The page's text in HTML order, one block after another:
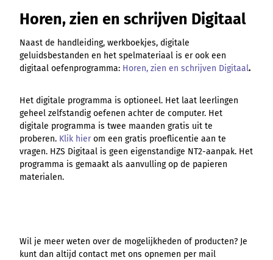
Horen, zien en schrijven Digitaal
Naast de handleiding, werkboekjes, digitale
geluidsbestanden en het spelmateriaal is er ook een
digitaal oefenprogramma: Horen, zien en schrijven Digitaal.
Het digitale programma is optioneel. Het laat leerlingen
geheel zelfstandig oefenen achter de computer. Het
digitale programma is twee maanden gratis uit te
proberen. Klik hierom een gratis proeflicentie aan te
vragen. HZS Digitaal is geen eigenstandige NT2-aanpak. Het
programma is gemaakt als aanvulling op de papieren
materialen.
Wil je meer weten over de mogelijkheden of producten? Je
kunt dan altijd contact met ons opnemen per mail